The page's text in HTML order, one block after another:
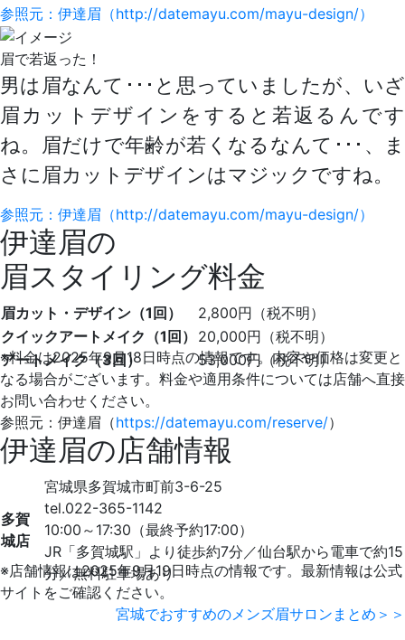
参照元：伊達眉（http://datemayu.com/mayu-design/）
眉で若返った！
男は眉なんて･･･と思っていましたが、いざ
眉カットデザインをすると若返るんです
ね。眉だけで年齢が若くなるなんて･･･、ま
さに 眉カットデザインはマジック ですね。
参照元：伊達眉（http://datemayu.com/mayu-design/）
伊達眉の
眉スタイリング料金
眉カット・デザイン（1回）
2,800円（税不明）
クイックアートメイク（1回） 20,000円（税不明）
アートメイク（3回）
53,000円（税不明）
※料金は2025年9月18日時点の情報です。内容や価格は変更と
なる場合がございます。料金や適用条件については店舗へ直接
お問い合わせください。
参照元：伊達眉（https://datemayu.com/reserve/）
伊達眉の店舗情報
多賀
城店
宮城県多賀城市町前3-6-25
tel.022-365-1142
10:00～17:30（最終予約17:00）
JR「多賀城駅」より徒歩約7分／仙台駅から電車で約15
分／無料駐車場あり
※店舗情報は2025年9月19日時点の情報です。最新情報は公式
サイトをご確認ください。
宮城でおすすめのメンズ眉サロンまとめ＞＞